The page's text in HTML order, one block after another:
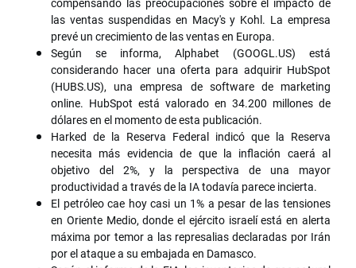
las ventas suspendidas en Macy's y Kohl. La empresa
prevé un crecimiento de las ventas en Europa.
Según se informa, Alphabet (GOOGL.US) está
considerando hacer una oferta para adquirir HubSpot
(HUBS.US), una empresa de software de marketing
online. HubSpot está valorado en 34.200 millones de
dólares en el momento de esta publicación.
Harked de la Reserva Federal indicó que la Reserva
necesita más evidencia de que la inflación caerá al
objetivo del 2%, y la perspectiva de una mayor
productividad a través de la IA todavía parece incierta.
El petróleo cae hoy casi un 1% a pesar de las tensiones
en Oriente Medio, donde el ejército israelí está en alerta
máxima por temor a las represalias declaradas por Irán
por el ataque a su embajada en Damasco.